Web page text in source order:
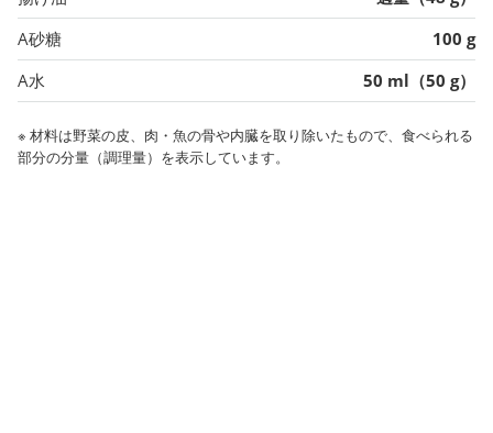
A砂糖
100 g
A水
50 ml（50 g）
※ 材料は野菜の皮、肉・魚の骨や内臓を取り除いたもので、食べられる
部分の分量（調理量）を表示しています。